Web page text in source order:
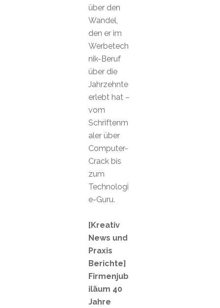
über den
Wandel,
den er im
Werbetech
nik-Beruf
über die
Jahrzehnte
erlebt hat –
vom
Schriftenm
aler über
Computer-
Crack bis
zum
Technologi
e-Guru.
[Kreativ
News und
Praxis
Berichte]
Firmenjub
iläum 40
Jahre